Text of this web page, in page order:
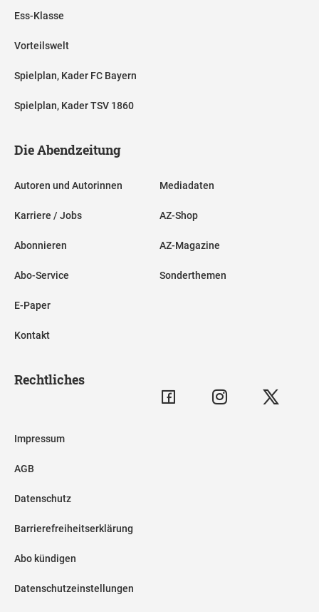
Ess-Klasse
Vorteilswelt
Spielplan, Kader FC Bayern
Spielplan, Kader TSV 1860
Die Abendzeitung
Autoren und Autorinnen
Karriere / Jobs
Abonnieren
Abo-Service
E-Paper
Kontakt
Mediadaten
AZ-Shop
AZ-Magazine
Sonderthemen
Rechtliches
Impressum
AGB
Datenschutz
Barrierefreiheitserklärung
Abo kündigen
Datenschutzeinstellungen